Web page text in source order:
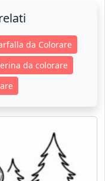
da Colorare
da colorare